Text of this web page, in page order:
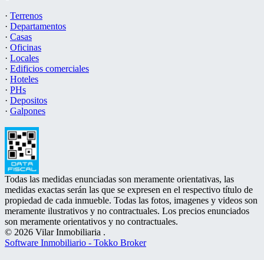
· Terrenos
· Departamentos
· Casas
· Oficinas
· Locales
· Edificios comerciales
· Hoteles
· PHs
· Depositos
· Galpones
Todas las medidas enunciadas son meramente orientativas, las
medidas exactas serán las que se expresen en el respectivo título de
propiedad de cada inmueble. Todas las fotos, imagenes y videos son
meramente ilustrativos y no contractuales. Los precios enunciados
son meramente orientativos y no contractuales.
© 2026 Vilar Inmobiliaria .
Software Inmobiliario - Tokko Broker